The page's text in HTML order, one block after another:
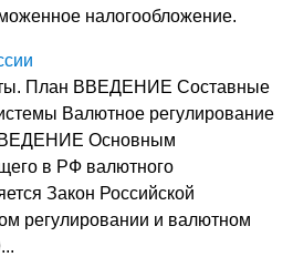
налогообложение.
План ВВЕДЕНИЕ Составные
Валютное регулирование
Основным
в РФ валютного
Закон Российской
регулировании и валютном